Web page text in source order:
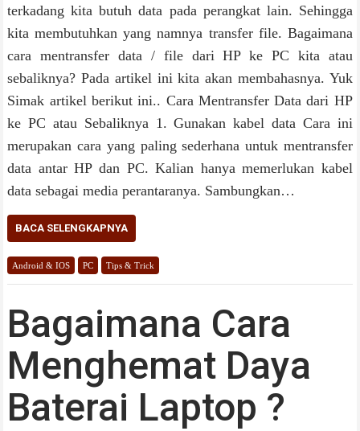
terkadang kita butuh data pada perangkat lain. Sehingga
kita membutuhkan yang namnya transfer file. Bagaimana
cara mentransfer data / file dari HP ke PC kita atau
sebaliknya? Pada artikel ini kita akan membahasnya. Yuk
Simak artikel berikut ini.. Cara Mentransfer Data dari HP
ke PC atau Sebaliknya 1. Gunakan kabel data Cara ini
merupakan cara yang paling sederhana untuk mentransfer
data antar HP dan PC. Kalian hanya memerlukan kabel
data sebagai media perantaranya. Sambungkan…
BACA SELENGKAPNYA
Android & IOS PC Tips & Trick
Bagaimana Cara
Menghemat Daya
Baterai Laptop ?